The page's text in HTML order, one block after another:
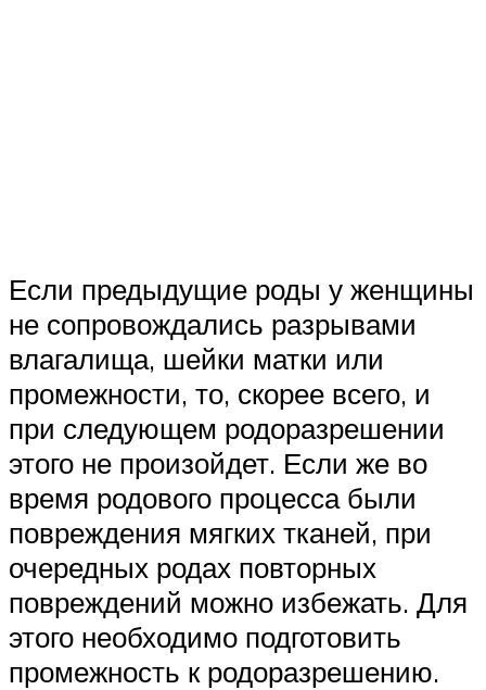
Если предыдущие роды у женщины
не сопровождались разрывами
влагалища, шейки матки или
промежности, то, скорее всего, и
при следующем родоразрешении
этого не произойдет. Если же во
время родового процесса были
повреждения мягких тканей, при
очередных родах повторных
повреждений можно избежать. Для
этого необходимо подготовить
промежность к родоразрешению.